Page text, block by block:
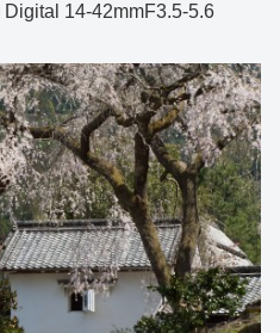
14-42mmF3.5-5.6